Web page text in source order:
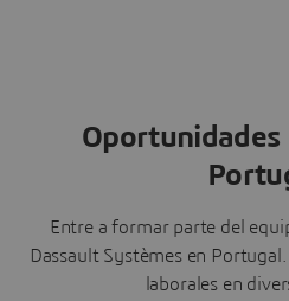
Oportunidades
Entre a formar parte del
Dassault Systèmes en
laborales en